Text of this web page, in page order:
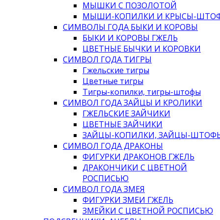
МЫШКИ С ПОЗОЛОТОЙ
МЫШИ-КОПИЛКИ И КРЫСЫ-
СИМВОЛЫ ГОДА БЫКИ И КОРОВЫ
БЫКИ И КОРОВЫ ГЖЕЛЬ
ЦВЕТНЫЕ БЫЧКИ И КОРОВКИ
СИМВОЛ ГОДА ТИГРЫ
Гжельские тигры
Цветные тигры
Тигры-копилки, тигры-штофы
СИМВОЛ ГОДА ЗАЙЦЫ И КРОЛИКИ
ГЖЕЛЬСКИЕ ЗАЙЧИКИ
ЦВЕТНЫЕ ЗАЙЧИКИ
ЗАЙЦЫ-КОПИЛКИ, ЗАЙЦЫ-
СИМВОЛ ГОДА ДРАКОНЫ
ФИГУРКИ ДРАКОНОВ ГЖЕЛЬ
ДРАКОНЧИКИ С ЦВЕТНОЙ
РОСПИСЬЮ
СИМВОЛ ГОДА ЗМЕЯ
ФИГУРКИ ЗМЕИ ГЖЕЛЬ
ЗМЕЙКИ С ЦВЕТНОЙ РОСПИСЬЮ